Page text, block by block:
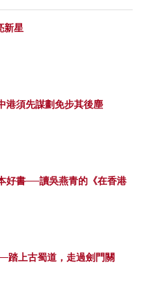
新星
港須先謀劃免步其後塵
好書──讀吳燕青的《在香港
踏上古蜀道，走過劍門關